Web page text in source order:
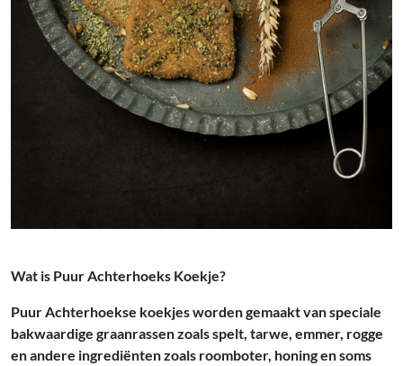
Wat is Puur Achterhoeks Koekje?
Puur Achterhoekse koekjes worden gemaakt van speciale
bakwaardige graanrassen zoals spelt, tarwe, emmer, rogge
en andere ingrediënten zoals roomboter, honing en soms